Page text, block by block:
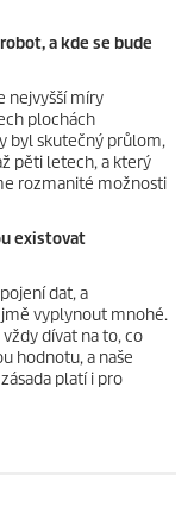
a kde se bude
nejvyšší míry
plochách
byl skutečný průlom,
pěti letech, a který
rozmanité možnosti
existovat
dat, a
vyplynout mnohé.
dívat na to, co
hodnotu, a naše
platí i pro